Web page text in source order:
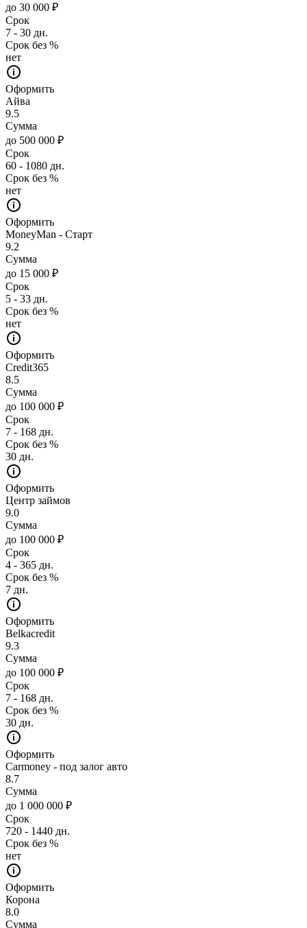
до 30 000 ₽
Срок
7 - 30 дн.
Срок без %
нет
Оформить
Айва
9.5
Сумма
до 500 000 ₽
Срок
60 - 1080 дн.
Срок без %
нет
Оформить
MoneyMan - Старт
9.2
Сумма
до 15 000 ₽
Срок
5 - 33 дн.
Срок без %
нет
Оформить
Credit365
8.5
Сумма
до 100 000 ₽
Срок
7 - 168 дн.
Срок без %
30 дн.
Оформить
Центр займов
9.0
Сумма
до 100 000 ₽
Срок
4 - 365 дн.
Срок без %
7 дн.
Оформить
Belkacredit
9.3
Сумма
до 100 000 ₽
Срок
7 - 168 дн.
Срок без %
30 дн.
Оформить
Carmoney - под залог авто
8.7
Сумма
до 1 000 000 ₽
Срок
720 - 1440 дн.
Срок без %
нет
Оформить
Корона
8.0
Сумма